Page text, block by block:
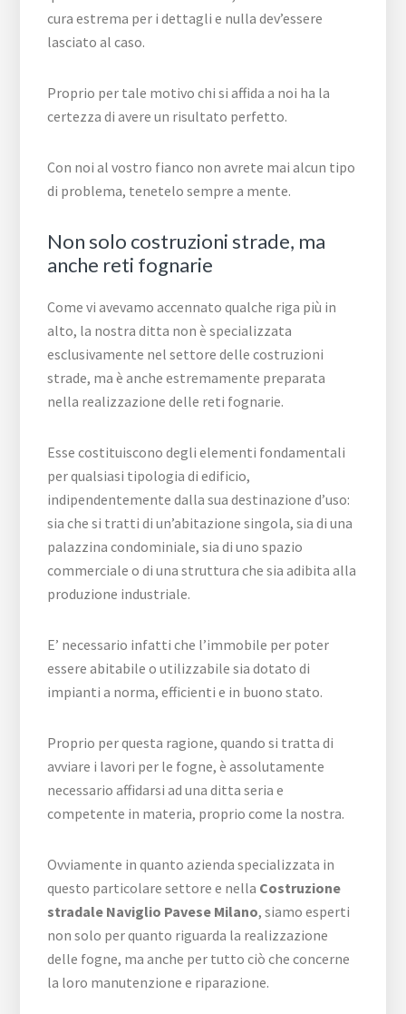
cura estrema per i dettagli e nulla dev’essere
lasciato al caso.
Proprio per tale motivo chi si affida a noi ha la
certezza di avere un risultato perfetto.
Con noi al vostro fianco non avrete mai alcun tipo
di problema, tenetelo sempre a mente.
Non solo costruzioni strade, ma
anche reti fognarie
Come vi avevamo accennato qualche riga più in
alto, la nostra ditta non è specializzata
esclusivamente nel settore delle costruzioni
strade, ma è anche estremamente preparata
nella realizzazione delle reti fognarie.
Esse costituiscono degli elementi fondamentali
per qualsiasi tipologia di edificio,
indipendentemente dalla sua destinazione d’uso:
sia che si tratti di un’abitazione singola, sia di una
palazzina condominiale, sia di uno spazio
commerciale o di una struttura che sia adibita alla
produzione industriale.
E’ necessario infatti che l’immobile per poter
essere abitabile o utilizzabile sia dotato di
impianti a norma, efficienti e in buono stato.
Proprio per questa ragione, quando si tratta di
avviare i lavori per le fogne, è assolutamente
necessario affidarsi ad una ditta seria e
competente in materia, proprio come la nostra.
Ovviamente in quanto azienda specializzata in
questo particolare settore e nella Costruzione
stradale Naviglio Pavese Milano, siamo esperti
non solo per quanto riguarda la realizzazione
delle fogne, ma anche per tutto ciò che concerne
la loro manutenzione e riparazione.